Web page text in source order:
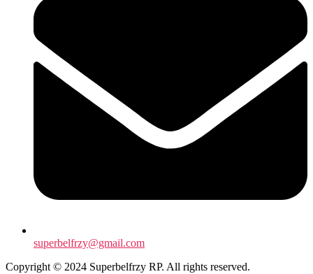
superbelfrzy@gmail.com
Copyright © 2024 Superbelfrzy RP. All rights reserved.